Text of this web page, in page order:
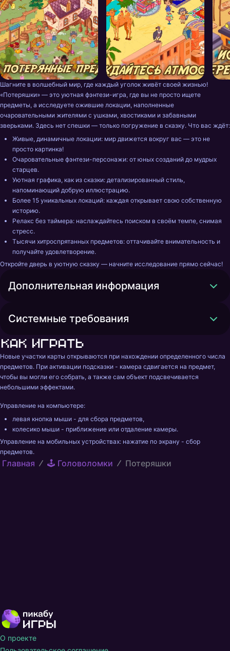
Шагните в волшебный мир, где каждый уголок живёт своей жизнью!
«Потеряшки» — это уютная фэнтези-игра, где вы не просто ищете
предметы, а исследуете ожившие локации, наполненные
очаровательными жителями с ушками, хвостиками и забавными
Живые, динамичные локации: мир движется вокруг вас — это не
просто картинка!
Очаровательные фэнтези-персонажи: от юных созданий до мудрых
старцев.
Уютная графика, как из сказки: детализированный стиль,
напоминающий добрую иллюстрацию.
Более 15 уникальных локаций: каждая открывает свою собственную
историю.
Релакс без таймера: наслаждайтесь поиском в своём темпе, снимая
стресс.
Тысячи хитроспрятанных предметов: оттачивайте внимательность и
получайте удовлетворение.
Откройте дверь в уютную сказку — начните исследование прямо сейчас!
Дополнительная информация
Системные требования
Как играть
Новые участки карты открываются при нахождении определенного числа
предметов. При активации подсказки - камера сдвигается на предмет,
чтобы вы могли его собрать, а также сам объект подсвечивается
небольшими эффектами.
Управление на компьютере:
левая кнопка мыши - для сбора предметов,
колесико мыши - приближение или отдаление камеры.
Управление на мобильных устройствах: нажатие по экрану - сбор
предметов.
Главная 🕹️ Головоломки Потеряшки
О проекте